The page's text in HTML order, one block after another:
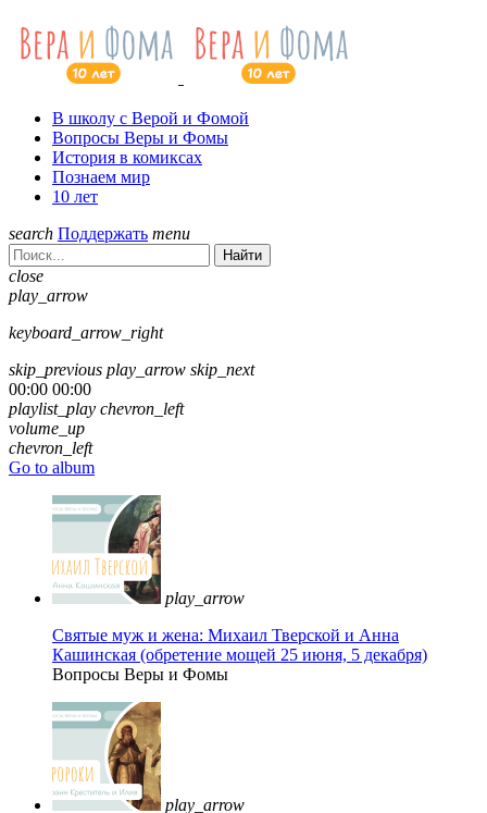
В школу с Верой и Фомой
Вопросы Веры и Фомы
История в комиксах
Познаем мир
10 лет
search Поддержать menu
Найти
close
play_arrow
keyboard_arrow_right
skip_previous play_arrow skip_next
00:00 00:00
playlist_play chevron_left
volume_up
chevron_left
Go to album
play_arrow
Святые муж и жена: Михаил Тверской и Анна
Кашинская (обретение мощей 25 июня, 5 декабря)
Вопросы Веры и Фомы
play_arrow